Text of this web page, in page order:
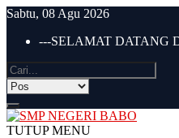
Sabtu, 08 Agu 2026
---SELAMAT DATANG
TUTUP MENU